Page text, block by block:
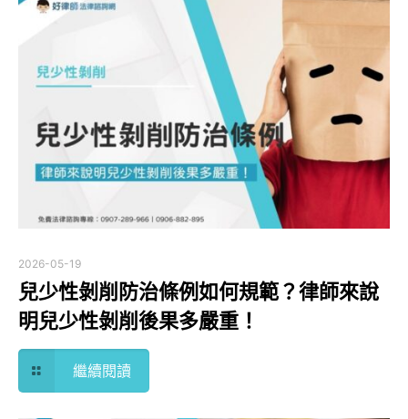
2026-05-19
兒少性剝削防治條例如何規範？律師來說
明兒少性剝削後果多嚴重！
繼續閱讀